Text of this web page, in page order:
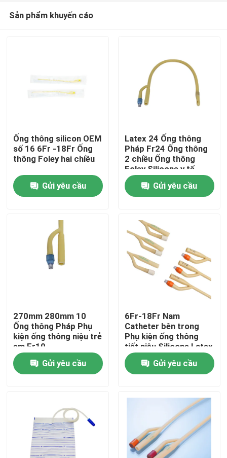
Nhà
Sản phẩm
Về chúng tôi
Tham quan nhà máy
Liên hệ chúng tôi
Yêu cầu báo giá
Nút cao su y tế
Pít tông ống tiêm cao su
Sản phẩm khuyến cáo
Ống thông silicon OEM
số 16 6Fr -18Fr Ống
thông Foley hai chiều
Gửi yêu cầu
Latex 24 Ống thông
Pháp Fr24 Ống thông
2 chiều Ống thông
Foley Silicone y tế
Gửi yêu cầu
270mm 280mm 10
Ống thông Pháp Phụ
kiện ống thông niệu trẻ
em Fr10
Gửi yêu cầu
6Fr-18Fr Nam
Catheter bên trong
Phụ kiện ống thông
tiết niệu Silicone Latex
Gửi yêu cầu